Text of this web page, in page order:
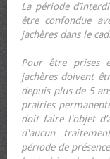
La période
être confondue
jachères dans le
Pour être prises
jachères doivent
depuis plus de 5
prairies
doit faire l'objet
d'aucun
période de